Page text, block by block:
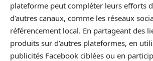
plateforme peut compléter leurs efforts
d’autres canaux, comme les réseaux
référencement local. En partageant des
produits sur d’autres plateformes, en
publicités Facebook ciblées ou en